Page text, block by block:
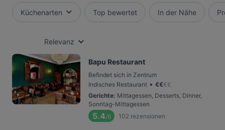
Küchenarten Top bewertet In der Nähe
Relevanz
Bapu Restaurant
Befindet sich in Zentrum
Indisches Restaurant • €€€€
Gerichte: Mittagessen, Desserts, Dinner,
Sonntag-Mittagessen
5.4/6 102 rezensionen